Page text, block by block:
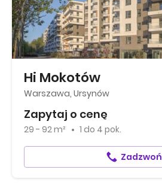
Hi Mokotów
Warszawa, Ursynów
Zapytaj o cenę
29 - 92 m² 1 do 4 pok.
Zadzwoń